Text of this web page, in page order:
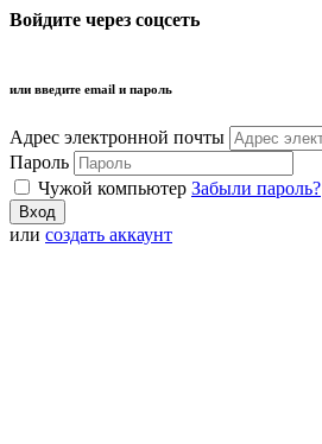
Войдите через соцсеть
или введите email и пароль
Адрес электронной почты
Пароль
Чужой компьютер Забыли пароль?
или создать аккаунт